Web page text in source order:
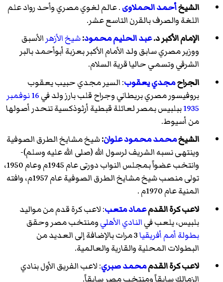
الشيخأحمد الحملاوى. عالم لغوي مصري وأحد رواد علم
اللغة والصرف بالقرن التاسع عشر.
الإمام الأكبر د.عبد الحليم محمود:شيخ الأزهرالأسبق
ووزير مصري سابق ولد الأمام الأكبر بعزبة أبوأحمد بالبر
الشرقي وتسمي حاليا قرية السلام.
الجراحمجدي يعقوب: السير مجدي حبيب يعقوب
بروفيسور مصري بريطاني وجراح قلب بارز ولد في16 نوفمبر
1935ببلبيس بمصر لعائلة قبطية أرثوذكسية تنحدر أصولها
من أسيوط.
الشيخمحمد محمود علوان:شيخ مشايخ الطرق الصوفية
وينتهى نسبه الشريف لرسول الله (صلى الله عليه وسلم)-
وانتخب عضواً بمجلس النواب دورتى عام 1945م وعام 1950،
تولى منصب شيخ مشايخ الطرق الصوفية عام 1957م، وافته
المنية عام 1970م .
لاعب كرة القدمعماد متعب: لاعب كرة قدم من مواليد
بلبيس، يلعب فيالنادي الأهليومنتخب مصر وحقق
بطولة أمم أفريقيا 3 مرات بالإضافة إلى العديد من
البطولات المحلية والقارية والعالمية.
لاعب كرة القدممحمد صبري: لاعب الفريق الأول بنادي
الزمالك سابقاً ومنتخب مصر سابقاً.